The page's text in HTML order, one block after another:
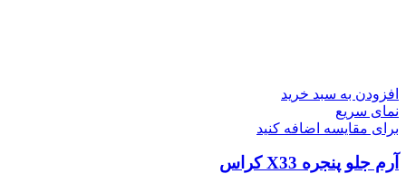
افزودن به سبد خرید
نمای سریع
برای مقایسه اضافه کنید
آرم جلو پنجره X33 کراس